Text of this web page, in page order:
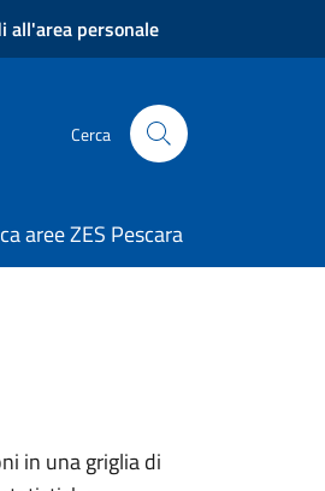
all'area personale
Cerca
aree ZES Pescara
in una griglia di